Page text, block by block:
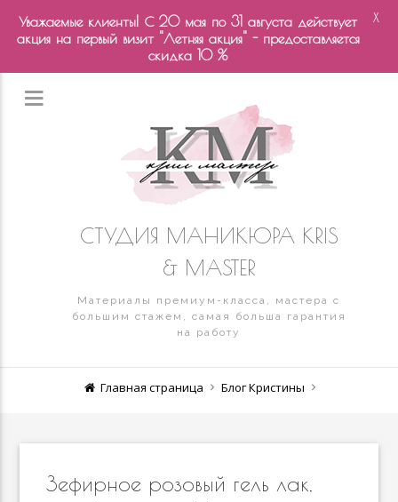
СТУДИЯ МАНИКЮРА KRIS
& MASTER
Материалы премиум-класса, мастера с
большим стажем, самая больша гарантия
на работу
Главная страница Блог Кристины
Зефирное розовый гель лак,
Уважаемые клиенты! С 20 мая по 31 августа действует
акция на первый визит "Летняя акция" - предоставляется
скидка 10 %
X